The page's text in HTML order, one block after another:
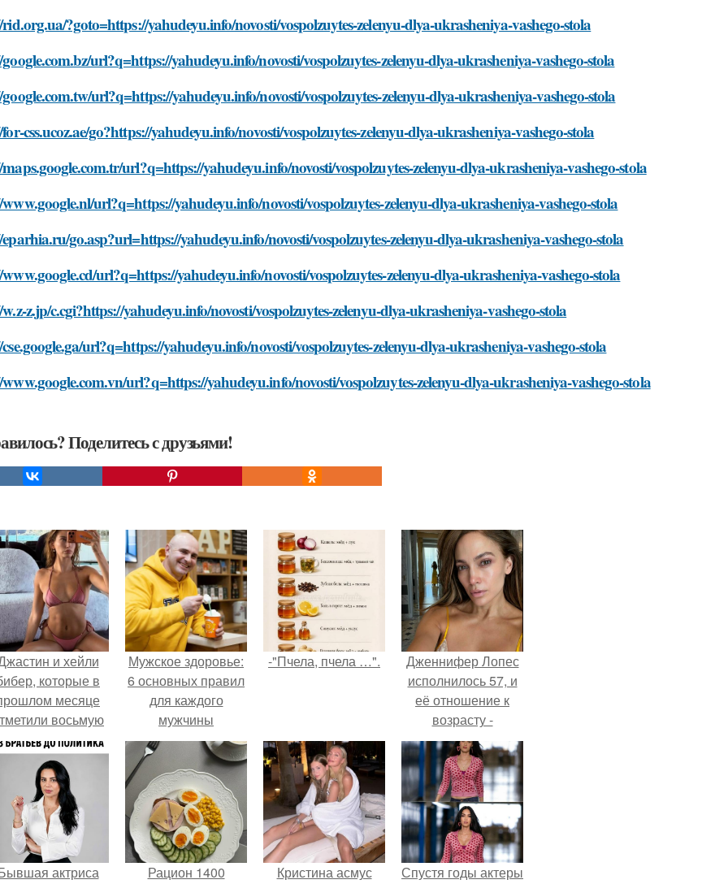
?goto=https://yahudeyu.info/novosti/vospolzuytes-zelenyu-dlya-ukrasheniya-vashego-stola
url?q=https://yahudeyu.info/novosti/vospolzuytes-zelenyu-dlya-ukrasheniya-vashego-stola
url?q=https://yahudeyu.info/novosti/vospolzuytes-zelenyu-dlya-ukrasheniya-vashego-stola
css.ucoz.ae/go?https://yahudeyu.info/novosti/vospolzuytes-zelenyu-dlya-ukrasheniya-vashego-stola
url?q=https://yahudeyu.info/novosti/vospolzuytes-zelenyu-dlya-ukrasheniya-vashego-stola
url?q=https://yahudeyu.info/novosti/vospolzuytes-zelenyu-dlya-ukrasheniya-vashego-stola
go.asp?url=https://yahudeyu.info/novosti/vospolzuytes-zelenyu-dlya-ukrasheniya-vashego-stola
url?q=https://yahudeyu.info/novosti/vospolzuytes-zelenyu-dlya-ukrasheniya-vashego-stola
z.jp/c.cgi?https://yahudeyu.info/novosti/vospolzuytes-zelenyu-dlya-ukrasheniya-vashego-stola
url?q=https://yahudeyu.info/novosti/vospolzuytes-zelenyu-dlya-ukrasheniya-vashego-stola
url?q=https://yahudeyu.info/novosti/vospolzuytes-zelenyu-dlya-ukrasheniya-vashego-stola
Поделитесь с друзьями!
и хейли
которые в
месяце
восьмую
годовщину
показали
новые фото с
совместного
отдыха.
Мужское здоровье:
6 основных правил
для каждого
мужчины
-"Пчела, пчела …".
Дженнифер Лопес
исполнилось 57, и
её отношение к
возрасту -
настоящий
манифест
уверенности: "не
говорите, что я
отлично выгляжу
для 57.
актриса
Рацион 1400
Кристина асмус
Спустя годы актеры